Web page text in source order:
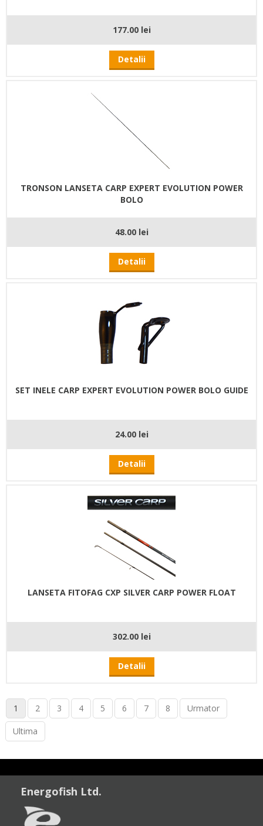
177.00 lei
Detalii
TRONSON LANSETA CARP EXPERT EVOLUTION POWER
BOLO
48.00 lei
Detalii
SET INELE CARP EXPERT EVOLUTION POWER BOLO GUIDE
24.00 lei
Detalii
LANSETA FITOFAG CXP SILVER CARP POWER FLOAT
302.00 lei
Detalii
1 2 3 4 5 6 7 8 Urmator
Ultima
Energofish Ltd.